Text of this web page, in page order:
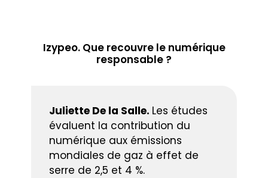
Izypeo. Que recouvre le numérique
responsable ?
Juliette De la Salle. Les études
évaluent la contribution du
numérique aux émissions
mondiales de gaz à effet de
serre de 2,5 et 4 %.